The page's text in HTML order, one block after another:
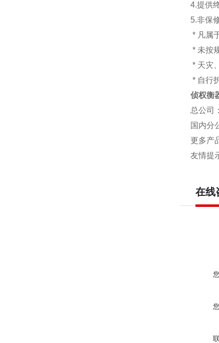
4.提供
5.非保
* 凡属
* 未按
* 天灾
* 自行
侦权衡
总公司
国内分
更多产
友情提
在线